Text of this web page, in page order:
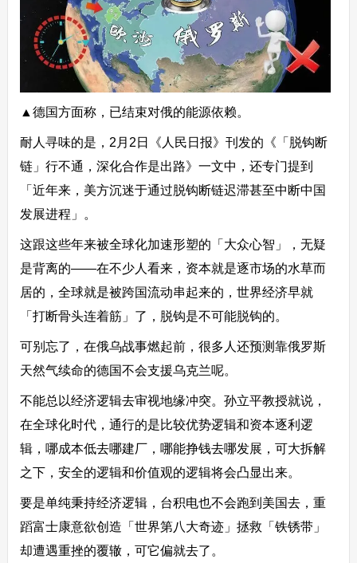
▲德国方面称，已结束对俄的能源依赖。
耐人寻味的是，2月2日《人民日报》刊发的《「脱钩断
链」行不通，深化合作是出路》一文中，还专门提到
「近年来，美方沉迷于通过脱钩断链迟滞甚至中断中国
发展进程」。
这跟这些年来被全球化加速形塑的「大众心智」，无疑
是背离的——在不少人看来，资本就是逐市场的水草而
居的，全球就是被跨国流动串起来的，世界经济早就
「打断骨头连着筋」了，脱钩是不可能脱钩的。
可别忘了，在俄乌战事燃起前，很多人还预测靠俄罗斯
天然气续命的德国不会支援乌克兰呢。
不能总以经济逻辑去审视地缘冲突。孙立平教授就说，
在全球化时代，通行的是比较优势逻辑和资本逐利逻
辑，哪成本低去哪建厂，哪能挣钱去哪发展，可大拆解
之下，安全的逻辑和价值观的逻辑将会凸显出来。
要是单纯秉持经济逻辑，台积电也不会跑到美国去，重
蹈富士康意欲创造「世界第八大奇迹」拯救「铁锈带」
却遭遇重挫的覆辙，可它偏就去了。